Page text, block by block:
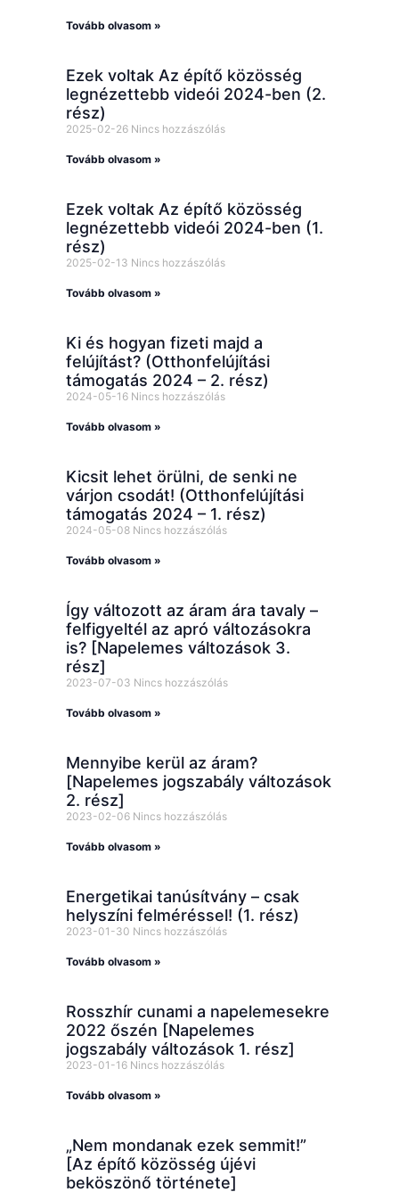
Tovább olvasom »
Ezek voltak Az építő közösség
legnézettebb videói 2024-ben (2.
rész)
2025-02-26 Nincs hozzászólás
Tovább olvasom »
Ezek voltak Az építő közösség
legnézettebb videói 2024-ben (1.
rész)
2025-02-13 Nincs hozzászólás
Tovább olvasom »
Ki és hogyan fizeti majd a
felújítást? (Otthonfelújítási
támogatás 2024 – 2. rész)
2024-05-16 Nincs hozzászólás
Tovább olvasom »
Kicsit lehet örülni, de senki ne
várjon csodát! (Otthonfelújítási
támogatás 2024 – 1. rész)
2024-05-08 Nincs hozzászólás
Tovább olvasom »
Így változott az áram ára tavaly –
felfigyeltél az apró változásokra
is? [Napelemes változások 3.
rész]
2023-07-03 Nincs hozzászólás
Tovább olvasom »
Mennyibe kerül az áram?
[Napelemes jogszabály változások
2. rész]
2023-02-06 Nincs hozzászólás
Tovább olvasom »
Energetikai tanúsítvány – csak
helyszíni felméréssel! (1. rész)
2023-01-30 Nincs hozzászólás
Tovább olvasom »
Rosszhír cunami a napelemesekre
2022 őszén [Napelemes
jogszabály változások 1. rész]
2023-01-16 Nincs hozzászólás
Tovább olvasom »
„Nem mondanak ezek semmit!”
[Az építő közösség újévi
beköszönő története]